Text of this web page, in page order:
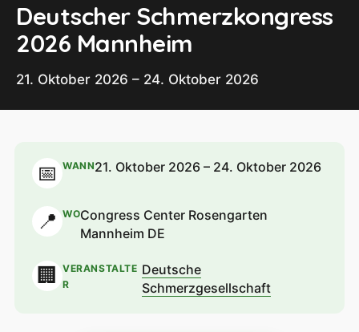
Deutscher Schmerzkongress
2026 Mannheim
21. Oktober 2026 – 24. Oktober 2026
📅 WANN21. Oktober 2026 – 24. Oktober 2026
📍 WOCongress Center Rosengarten
Mannheim DE
🏢
VERANSTALTE
R
Deutsche
Schmerzgesellschaft